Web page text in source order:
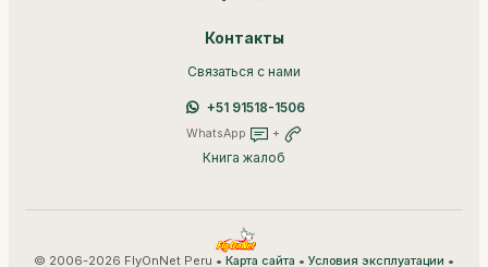
Контакты
Связаться с нами
+51 91518-1506
WhatsApp +
Книга жалоб
© 2006-2026 FlyOnNet Peru • Карта сайта • Условия эксплуатации •